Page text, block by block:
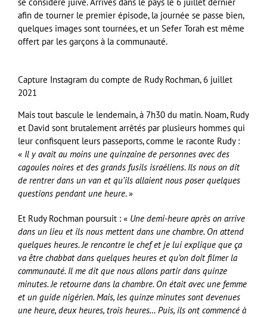
afin de tourner le premier épisode, la journée se passe bien,
quelques images sont tournées, et un Sefer Torah est même
offert par les garçons à la communauté.
Capture Instagram du compte de Rudy Rochman, 6 juillet
2021
Mais tout bascule le lendemain, à 7h30 du matin. Noam, Rudy
et David sont brutalement arrêtés par plusieurs hommes qui
leur confisquent leurs passeports, comme le raconte Rudy :
« Il y avait au moins une quinzaine de personnes avec des
cagoules noires et des grands fusils israéliens. Ils nous on dit
de rentrer dans un van et qu’ils allaient nous poser quelques
questions pendant une heure. »
Et Rudy Rochman poursuit : « Une demi-heure après on arrive
dans un lieu et ils nous mettent dans une chambre. On attend
quelques heures. Je rencontre le chef et je lui explique que ça
va être chabbat dans quelques heures et qu’on doit filmer la
communauté. Il me dit que nous allons partir dans quinze
minutes. Je retourne dans la chambre. On était avec une femme
et un guide nigérien. Mais, les quinze minutes sont devenues
une heure, deux heures, trois heures… Puis, ils ont commencé à